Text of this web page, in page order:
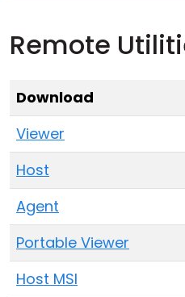
Remote
Download
Viewer
Host
Agent
Portable Viewer
Host MSI
Cloud og Lokalt